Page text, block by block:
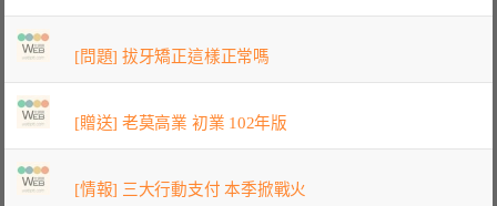
[問題] 拔牙矯正這樣正常嗎
[贈送] 老莫高業 初業 102年版
[情報] 三大行動支付 本季掀戰火